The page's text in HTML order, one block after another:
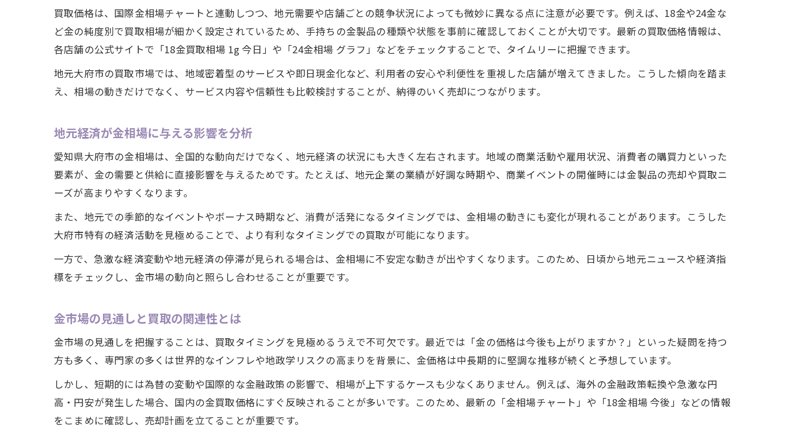
金相場高騰時の買取戦略と市場見通し
金市場の動向を活用した買取成功ポイント
高値圏での金相場と買取店選びの注意点
金相場を見極めて損しない買取を実践
買取タイミングの見極め方と金相場活用術
市場見通しから学ぶ金相場変動パターン
地政学リスクが金相場に与える影響とは
金市場が活発化する要因と買取ポイント
買取タイミング選びに失敗しない秘訣
金相場の動きを活かした買取時期の見極め方
買取で損しないための金市場情報活用術
高値圏と安値圏の見極めが成功の鍵
将来を見すえる金市場見通しのポイント
金相場の将来見通しと買取戦略の重要点
市場動向から読み解く金相場の展望
買取価格は、国際金相場チャートと連動しつつ、地元需要や店舗ごとの競争状況によっても微妙に異なる点に注意が必要です。例えば、18金や24金な
ど金の純度別で買取相場が細かく設定されているため、手持ちの金製品の種類や状態を事前に確認しておくことが大切です。最新の買取価格情報は、
各店舗の公式サイトで「18金買取相場 1g 今日」や「24金相場 グラフ」などをチェックすることで、タイムリーに把握できます。
地元大府市の買取市場では、地域密着型のサービスや即日現金化など、利用者の安心や利便性を重視した店舗が増えてきました。こうした傾向を踏ま
え、相場の動きだけでなく、サービス内容や信頼性も比較検討することが、納得のいく売却につながります。
地元経済が金相場に与える影響を分析
愛知県大府市の金相場は、全国的な動向だけでなく、地元経済の状況にも大きく左右されます。地域の商業活動や雇用状況、消費者の購買力といった
要素が、金の需要と供給に直接影響を与えるためです。たとえば、地元企業の業績が好調な時期や、商業イベントの開催時には金製品の売却や買取ニ
ーズが高まりやすくなります。
また、地元での季節的なイベントやボーナス時期など、消費が活発になるタイミングでは、金相場の動きにも変化が現れることがあります。こうした
大府市特有の経済活動を見極めることで、より有利なタイミングでの買取が可能になります。
一方で、急激な経済変動や地元経済の停滞が見られる場合は、金相場に不安定な動きが出やすくなります。このため、日頃から地元ニュースや経済指
標をチェックし、金市場の動向と照らし合わせることが重要です。
金市場の見通しと買取の関連性とは
金市場の見通しを把握することは、買取タイミングを見極めるうえで不可欠です。最近では「金の価格は今後も上がりますか？」といった疑問を持つ
方も多く、専門家の多くは世界的なインフレや地政学リスクの高まりを背景に、金価格は中長期的に堅調な推移が続くと予想しています。
しかし、短期的には為替の変動や国際的な金融政策の影響で、相場が上下するケースも少なくありません。例えば、海外の金融政策転換や急激な円
高・円安が発生した場合、国内の金買取価格にすぐ反映されることが多いです。このため、最新の「金相場チャート」や「18金相場 今後」などの情報
をこまめに確認し、売却計画を立てることが重要です。